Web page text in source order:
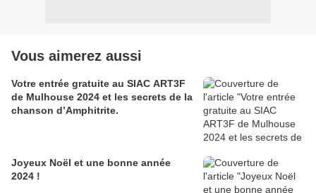
Vous aimerez aussi
Votre entrée gratuite au SIAC ART3F
de Mulhouse 2024 et les secrets de la
chanson d’Amphitrite.
Joyeux Noël et une bonne année
2024 !